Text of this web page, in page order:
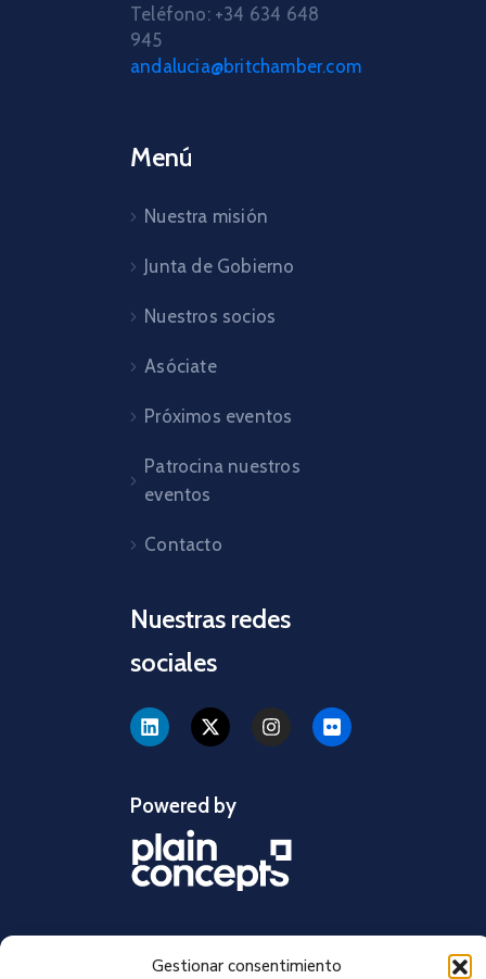
Gestionar consentimiento
Teléfono: +34 634 648
945
andalucia@britchamber.com
Menú
Nuestra misión
Junta de Gobierno
Nuestros socios
Asóciate
Próximos eventos
Patrocina nuestros
eventos
Contacto
Nuestras redes
sociales
Powered by